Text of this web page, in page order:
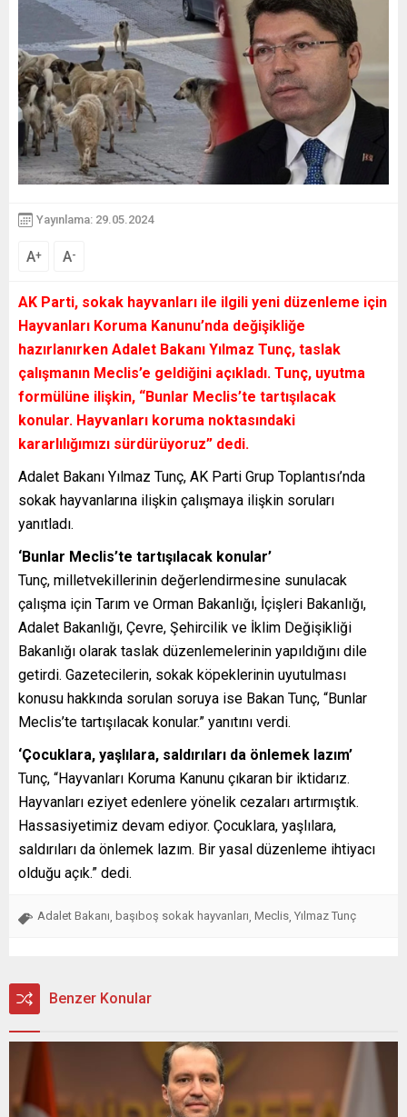
Yayınlama: 29.05.2024
A+ A-
AK Parti, sokak hayvanları ile ilgili yeni düzenleme için
Hayvanları Koruma Kanunu’nda değişikliğe
hazırlanırken Adalet Bakanı Yılmaz Tunç, taslak
çalışmanın Meclis’e geldiğini açıkladı. Tunç, uyutma
formülüne ilişkin, “Bunlar Meclis’te tartışılacak
konular. Hayvanları koruma noktasındaki
kararlılığımızı sürdürüyoruz” dedi.
Adalet Bakanı Yılmaz Tunç, AK Parti Grup Toplantısı’nda
sokak hayvanlarına ilişkin çalışmaya ilişkin soruları
yanıtladı.
‘Bunlar Meclis’te tartışılacak konular’
Tunç, milletvekillerinin değerlendirmesine sunulacak
çalışma için Tarım ve Orman Bakanlığı, İçişleri Bakanlığı,
Adalet Bakanlığı, Çevre, Şehircilik ve İklim Değişikliği
Bakanlığı olarak taslak düzenlemelerinin yapıldığını dile
getirdi. Gazetecilerin, sokak köpeklerinin uyutulması
konusu hakkında sorulan soruya ise Bakan Tunç, “Bunlar
Meclis’te tartışılacak konular.” yanıtını verdi.
‘Çocuklara, yaşlılara, saldırıları da önlemek lazım’
Tunç, “Hayvanları Koruma Kanunu çıkaran bir iktidarız.
Hayvanları eziyet edenlere yönelik cezaları artırmıştık.
Hassasiyetimiz devam ediyor. Çocuklara, yaşlılara,
saldırıları da önlemek lazım. Bir yasal düzenleme ihtiyacı
olduğu açık.” dedi.
Adalet Bakanı başıboş sokak hayvanları Meclis Yılmaz Tunç
Benzer Konular